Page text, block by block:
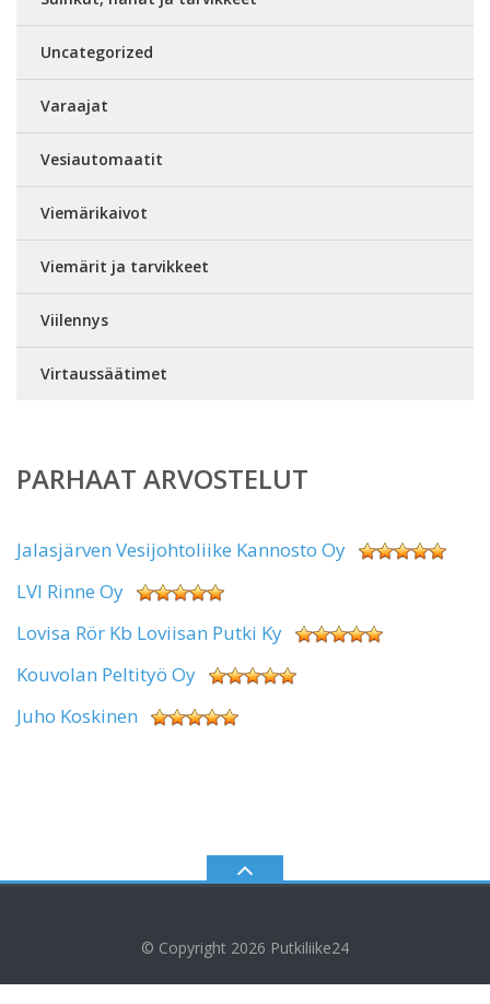
Uncategorized
Varaajat
Vesiautomaatit
Viemärikaivot
Viemärit ja tarvikkeet
Viilennys
Virtaussäätimet
PARHAAT ARVOSTELUT
Jalasjärven Vesijohtoliike Kannosto Oy
LVI Rinne Oy
Lovisa Rör Kb Loviisan Putki Ky
Kouvolan Peltityö Oy
Juho Koskinen
© Copyright 2026 Putkiliike24